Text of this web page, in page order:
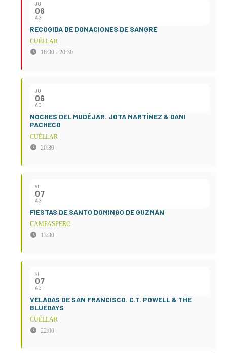
JU
06
AG
RECOGIDA DE DONACIONES DE SANGRE
CUÉLLAR
16:30 - 20:30
JU
06
AG
NOCHES DEL MUDÉJAR. JOTA MARTÍNEZ & DANI
PACHECO
CUÉLLAR
20:30
VI
07
AG
FIESTAS DE SANTO DOMINGO DE GUZMÁN
CAMPASPERO
13:30
VI
07
AG
VELADAS DE SAN FRANCISCO. C.T. POWELL & THE
BLUEDAYS
CUÉLLAR
22:00